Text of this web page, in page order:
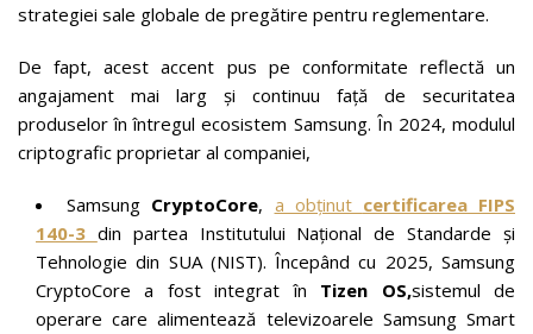
strategiei sale globale de pregătire pentru reglementare.
De fapt, acest accent pus pe conformitate reflectă un
angajament mai larg și continuu față de securitatea
produselor în întregul ecosistem Samsung. În 2024, modulul
criptografic proprietar al companiei,
Samsung CryptoCore, a obținut certificarea FIPS
140-3 din partea Institutului Național de Standarde și
Tehnologie din SUA (NIST). Începând cu 2025, Samsung
CryptoCore a fost integrat în Tizen OS,sistemul de
operare care alimentează televizoarele Samsung Smart